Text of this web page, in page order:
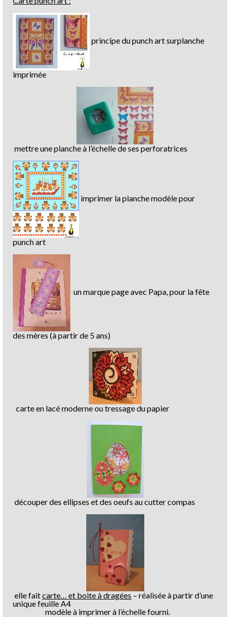
principe du punch art surplanche
imprimée
mettre une planche à l’échelle de ses perforatrices
imprimer la planche modèle pour
punch art
un marque page avec Papa, pour la fête
des mères (à partir de 5 ans)
carte en lacé moderne ou tressage du papier
découper des ellipses et des oeufs au cutter compas
elle faitcarte… et boite à dragées – réalisée à partir d’une
unique feuille A4
modèle à imprimer à l’échelle fourni.